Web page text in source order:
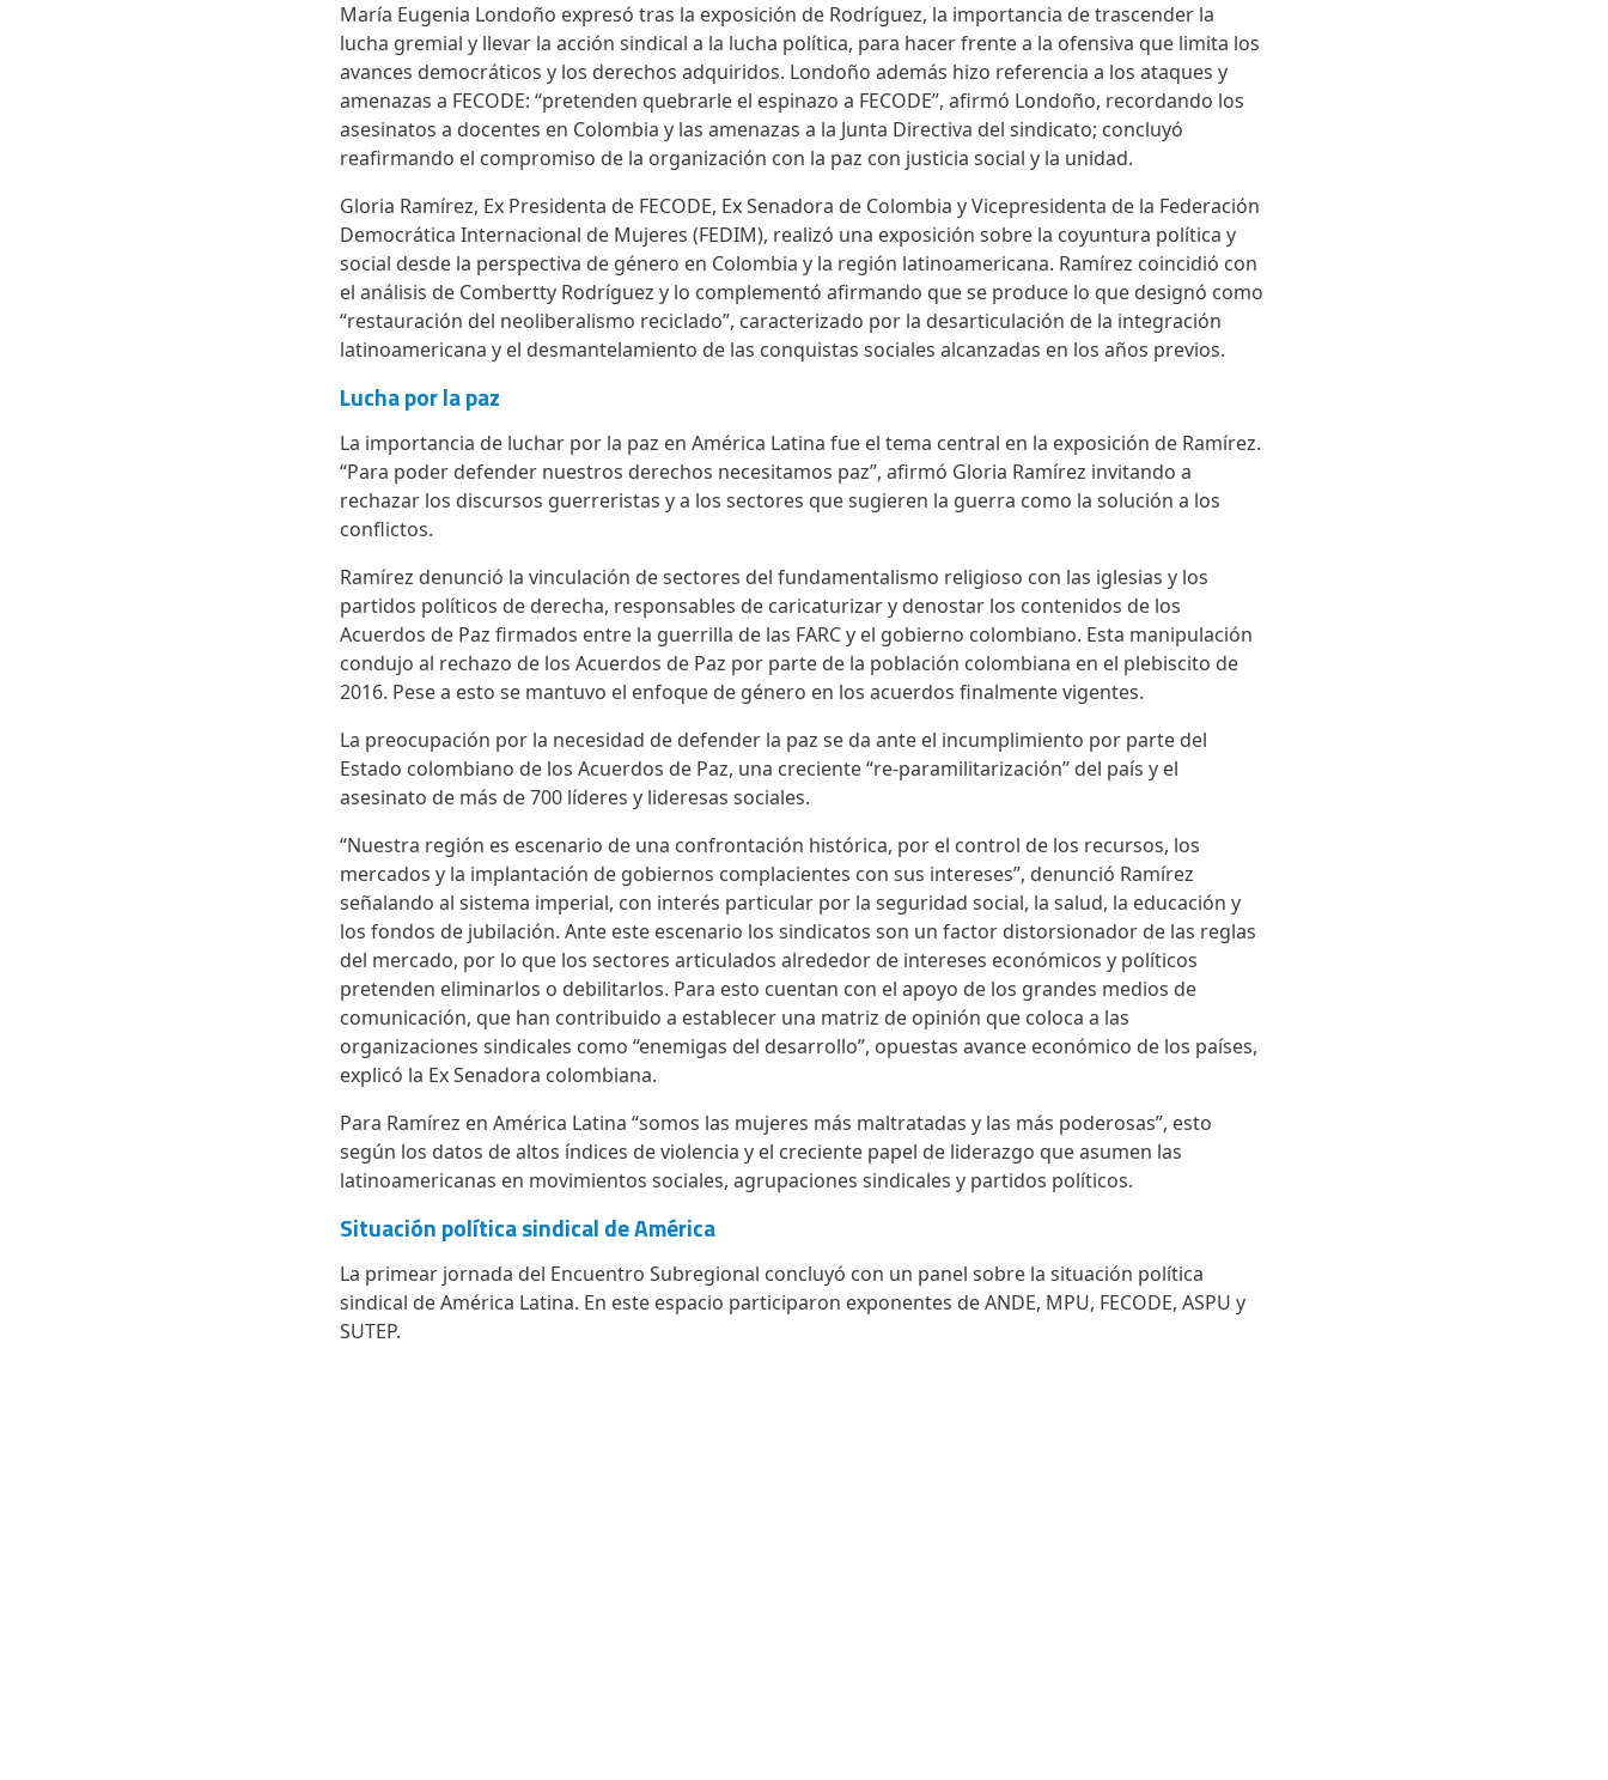
María Eugenia Londoño expresó tras la exposición de Rodríguez, la importancia de trascender la
lucha gremial y llevar la acción sindical a la lucha política, para hacer frente a la ofensiva que limita los
avances democráticos y los derechos adquiridos. Londoño además hizo referencia a los ataques y
amenazas a FECODE: “pretenden quebrarle el espinazo a FECODE”, afirmó Londoño, recordando los
asesinatos a docentes en Colombia y las amenazas a la Junta Directiva del sindicato; concluyó
reafirmando el compromiso de la organización con la paz con justicia social y la unidad.
Gloria Ramírez, Ex Presidenta de FECODE, Ex Senadora de Colombia y Vicepresidenta de la Federación
Democrática Internacional de Mujeres (FEDIM), realizó una exposición sobre la coyuntura política y
social desde la perspectiva de género en Colombia y la región latinoamericana. Ramírez coincidió con
el análisis de Combertty Rodríguez y lo complementó afirmando que se produce lo que designó como
“restauración del neoliberalismo reciclado”, caracterizado por la desarticulación de la integración
latinoamericana y el desmantelamiento de las conquistas sociales alcanzadas en los años previos.
Lucha por la paz
La importancia de luchar por la paz en América Latina fue el tema central en la exposición de Ramírez.
“Para poder defender nuestros derechos necesitamos paz”, afirmó Gloria Ramírez invitando a
rechazar los discursos guerreristas y a los sectores que sugieren la guerra como la solución a los
conflictos.
Ramírez denunció la vinculación de sectores del fundamentalismo religioso con las iglesias y los
partidos políticos de derecha, responsables de caricaturizar y denostar los contenidos de los
Acuerdos de Paz firmados entre la guerrilla de las FARC y el gobierno colombiano. Esta manipulación
condujo al rechazo de los Acuerdos de Paz por parte de la población colombiana en el plebiscito de
2016. Pese a esto se mantuvo el enfoque de género en los acuerdos finalmente vigentes.
La preocupación por la necesidad de defender la paz se da ante el incumplimiento por parte del
Estado colombiano de los Acuerdos de Paz, una creciente “re-paramilitarización” del país y el
asesinato de más de 700 líderes y lideresas sociales.
“Nuestra región es escenario de una confrontación histórica, por el control de los recursos, los
mercados y la implantación de gobiernos complacientes con sus intereses”, denunció Ramírez
señalando al sistema imperial, con interés particular por la seguridad social, la salud, la educación y
los fondos de jubilación. Ante este escenario los sindicatos son un factor distorsionador de las reglas
del mercado, por lo que los sectores articulados alrededor de intereses económicos y políticos
pretenden eliminarlos o debilitarlos. Para esto cuentan con el apoyo de los grandes medios de
comunicación, que han contribuido a establecer una matriz de opinión que coloca a las
organizaciones sindicales como “enemigas del desarrollo”, opuestas avance económico de los países,
explicó la Ex Senadora colombiana.
Para Ramírez en América Latina “somos las mujeres más maltratadas y las más poderosas”, esto
según los datos de altos índices de violencia y el creciente papel de liderazgo que asumen las
latinoamericanas en movimientos sociales, agrupaciones sindicales y partidos políticos.
Situación política sindical de América
La primear jornada del Encuentro Subregional concluyó con un panel sobre la situación política
sindical de América Latina. En este espacio participaron exponentes de ANDE, MPU, FECODE, ASPU y
SUTEP.